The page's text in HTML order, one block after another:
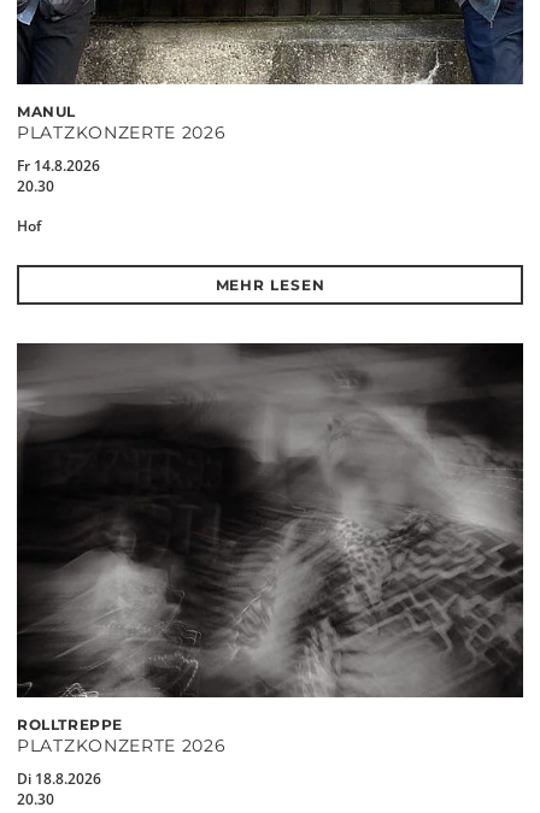
MANUL
PLATZKONZERTE 2026
Fr 14.8.2026
20.30
Hof
MEHR LESEN
ROLLTREPPE
PLATZKONZERTE 2026
Di 18.8.2026
20.30